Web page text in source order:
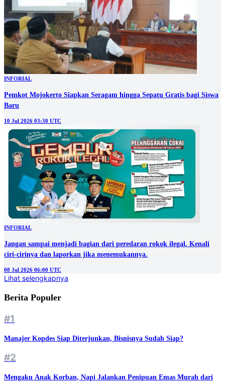
INFORIAL
Pemkot Mojokerto Siapkan Seragam hingga Sepatu Gratis bagi Siswa
Baru
10 Jul 2026 03:30 UTC
INFORIAL
Jangan sampai menjadi bagian dari peredaran rokok ilegal. Kenali
ciri-cirinya dan laporkan jika menemukannya.
08 Jul 2026 06:00 UTC
Lihat selengkapnya
Berita Populer
#1
Manajer Kopdes Siap Diterjunkan, Bisnisnya Sudah Siap?
#2
Mengaku Anak Korban, Napi Jalankan Penipuan Emas Murah dari